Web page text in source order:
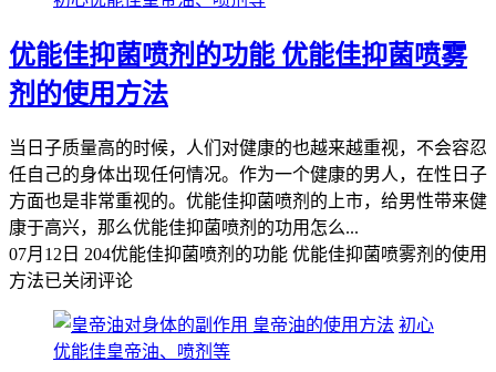
优能佳抑菌喷剂的功能 优能佳抑菌喷雾
剂的使用方法
当日子质量高的时候，人们对健康的也越来越重视，不会容忍
任自己的身体出现任何情况。作为一个健康的男人，在性日子
方面也是非常重视的。优能佳抑菌喷剂的上市，给男性带来健
康于高兴，那么优能佳抑菌喷剂的功用怎么...
07月12日 204优能佳抑菌喷剂的功能 优能佳抑菌喷雾剂的使用
方法已关闭评论
初心
优能佳皇帝油、喷剂等